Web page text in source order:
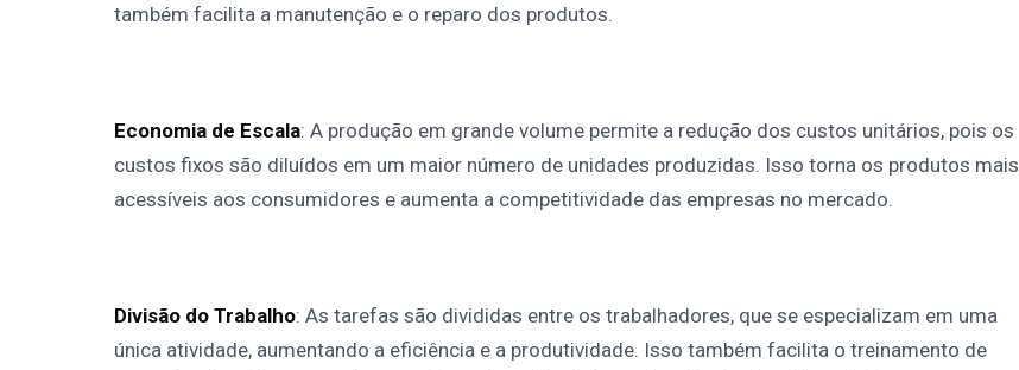
também facilita a manutenção e o reparo dos produtos.
Economia de Escala: A produção em grande volume permite a redução dos custos unitários, pois os
custos fixos são diluídos em um maior número de unidades produzidas. Isso torna os produtos mais
acessíveis aos consumidores e aumenta a competitividade das empresas no mercado.
Divisão do Trabalho: As tarefas são divididas entre os trabalhadores, que se especializam em uma
única atividade, aumentando a eficiência e a produtividade. Isso também facilita o treinamento de